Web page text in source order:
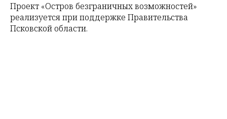
Проект «Остров безграничных возможностей»
реализуется при поддержке Правительства
Псковской области.